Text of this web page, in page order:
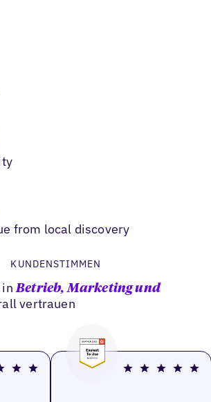
from local discovery
KUNDENSTIMMEN
inBetrieb, Marketing und
vertrauen